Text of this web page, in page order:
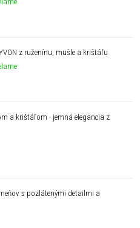
z ruženínu, mušle a krištáľu
a krištáľom - jemná elegancia z
s pozlátenými detailmi a